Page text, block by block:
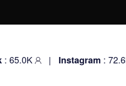
| Instagram: 72.6K